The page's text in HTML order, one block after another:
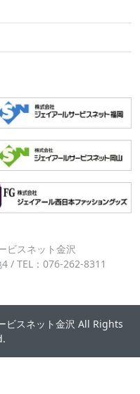
ビスネット金沢
/ TEL：076-262-8311
スネット金沢 All Rights